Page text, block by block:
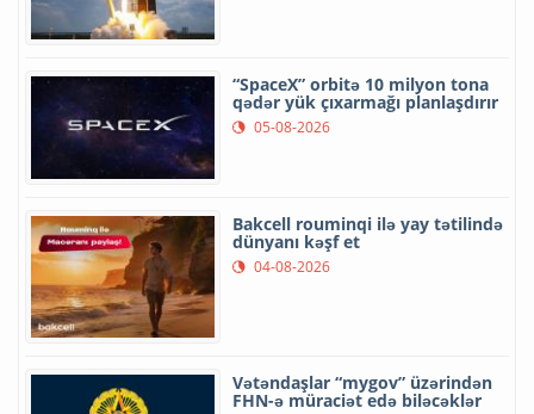
“SpaceX” orbitə 10 milyon tona
qədər yük çıxarmağı planlaşdırır
05-08-2026
Bakcell rouminqi ilə yay tətilində
dünyanı kəşf et
04-08-2026
Vətəndaşlar “mygov” üzərindən
FHN-ə müraciət edə biləcəklər